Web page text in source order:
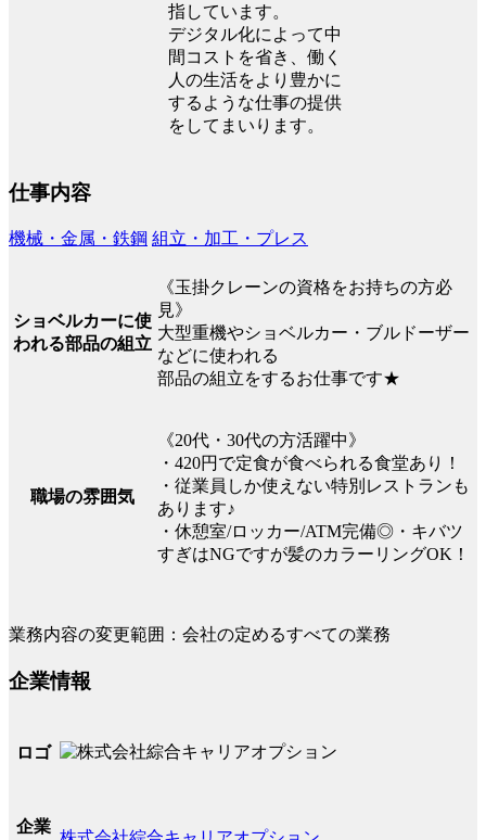
指しています。
デジタル化によって中
間コストを省き、働く
人の生活をより豊かに
するような仕事の提供
をしてまいります。
仕事内容
機械・金属・鉄鋼 組立・加工・プレス
ショベルカーに使
われる部品の組立
《玉掛クレーンの資格をお持ちの方必
見》
大型重機やショベルカー・ブルドーザー
などに使われる
部品の組立をするお仕事です★
職場の雰囲気
《20代・30代の方活躍中》
・420円で定食が食べられる食堂あり！
・従業員しか使えない特別レストランも
あります♪
・休憩室/ロッカー/ATM完備◎・キバツ
すぎはNGですが髪のカラーリングOK！
業務内容の変更範囲：会社の定めるすべての業務
企業情報
ロゴ
企業